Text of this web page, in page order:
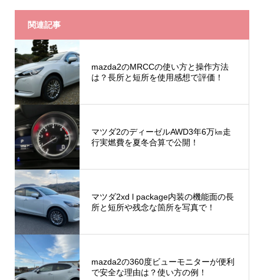
関連記事
mazda2のMRCCの使い方と操作方法
は？長所と短所を使用感想で評価！
マツダ2のディーゼルAWD3年6万㎞走
行実燃費を夏冬合算で公開！
マツダ2xd l package内装の機能面の長
所と短所や残念な箇所を写真で！
mazda2の360度ビューモニターが便利
で安全な理由は？使い方の例！